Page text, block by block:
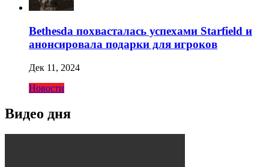
Bethesda похвасталась успехами Starfield и
анонсировала подарки для игроков
Дек 11, 2024
Новости
Видео дня